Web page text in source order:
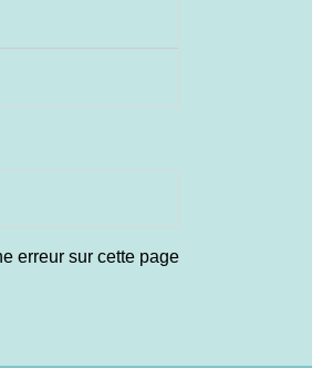
erreur sur cette page